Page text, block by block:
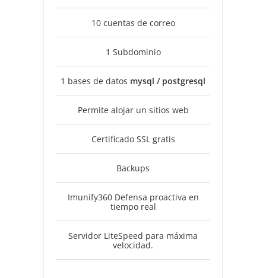
10 cuentas de correo
1 Subdominio
1 bases de datos mysql / postgresql
Permite alojar un sitios web
Certificado SSL gratis
Backups
Imunify360 Defensa proactiva en
tiempo real
Servidor LiteSpeed para máxima
velocidad.